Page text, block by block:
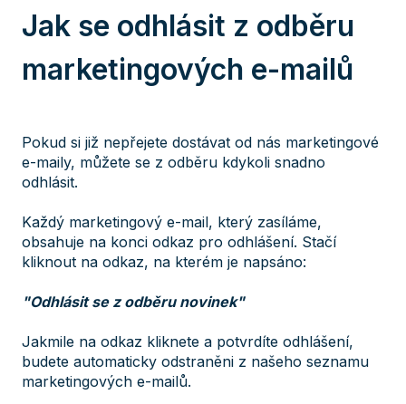
Jak se odhlásit z odběru
marketingových e-mailů
Pokud si již nepřejete dostávat od nás marketingové
e-maily, můžete se z odběru kdykoli snadno
odhlásit.
Každý marketingový e-mail, který zasíláme,
obsahuje na konci odkaz pro odhlášení. Stačí
kliknout na odkaz, na kterém je napsáno:
"Odhlásit se z odběru novinek"
Jakmile na odkaz kliknete a potvrdíte odhlášení,
budete automaticky odstraněni z našeho seznamu
marketingových e-mailů.